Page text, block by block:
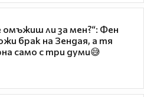
омъжиш ли за мен?“: Фен
брак на Зендая, а тя
само с три думи😅